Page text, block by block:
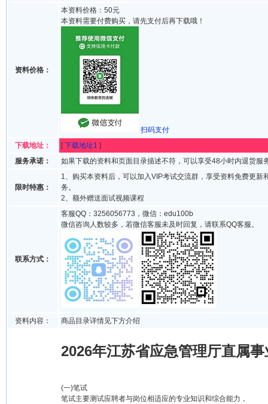
资料价格：
本资料价格：50元
本资料需要付费购买，请先支付后再下载哦！
扫码支付
下载地址：
[下载地址1 ]
服务承诺：
如果下载的资料和页面目录描述不符，可以享受48小时内退货服
限时特惠：
1、购买本资料后，可以加入VIP考试交流群，享受资料免费更新
务。
2、额外赠送面试视频课程
联系方式：
客服QQ：3256056773，微信：edu100b
微信咨询人数较多，若微信客服未及时回复，请联系QQ客服。
资料内容： 商品目录详情见下方介绍
2026年江苏省应急管理厅直属
(一)笔试
笔试主要测试应聘者与岗位相适应的专业知识和综合能力，